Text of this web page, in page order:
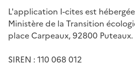
L'application I-cites est
Ministère de la Transition
place Carpeaux, 92800 Puteaux.
SIREN : 110 068 012